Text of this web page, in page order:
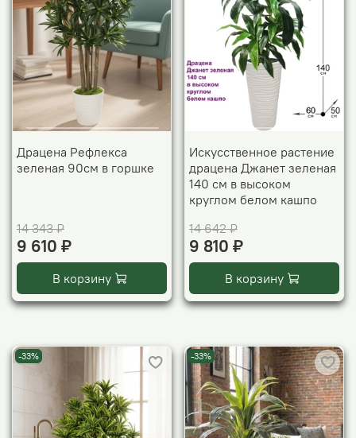
Драцена Рефлекса
зеленая 90см в горшке
14 343 ₽
9 610 ₽
В корзину
Искусственное растение
драцена Джанет зеленая
140 см в высоком
круглом белом кашпо
14 642 ₽
9 810 ₽
В корзину
-33% -33%